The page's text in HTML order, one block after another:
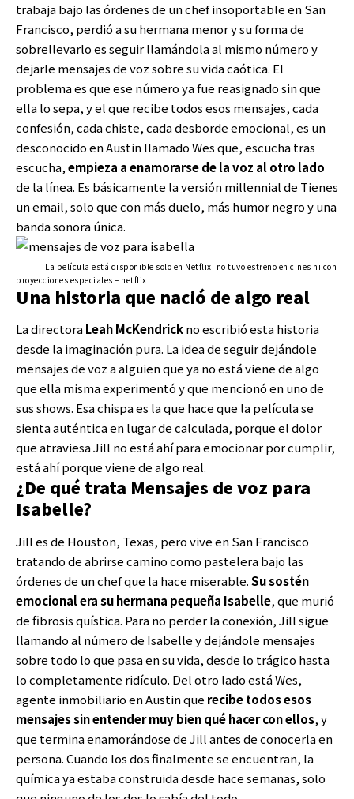
trabaja bajo las órdenes de un chef insoportable en San
Francisco, perdió a su hermana menor y su forma de
sobrellevarlo es seguir llamándola al mismo número y
dejarle mensajes de voz sobre su vida caótica. El
problema es que ese número ya fue reasignado sin que
ella lo sepa, y el que recibe todos esos mensajes, cada
confesión, cada chiste, cada desborde emocional, es un
desconocido en Austin llamado Wes que, escucha tras
escucha,empieza a enamorarse de la voz al otro lado
de la línea. Es básicamente la versión millennial de Tienes
un email, solo que con más duelo, más humor negro y una
banda sonora única.
La película está disponible solo en Netflix. no tuvo estreno en cines ni con
proyecciones especiales – netflix
Una historia que nació de algo real
La directoraLeah McKendrickno escribió esta historia
desde la imaginación pura. La idea de seguir dejándole
mensajes de voz a alguien que ya no está viene de algo
que ella misma experimentó y que mencionó en uno de
sus shows. Esa chispa es la que hace que la película se
sienta auténtica en lugar de calculada, porque el dolor
que atraviesa Jill no está ahí para emocionar por cumplir,
está ahí porque viene de algo real.
¿De qué trata Mensajes de voz para
Isabelle?
Jill es de Houston, Texas, pero vive en San Francisco
tratando de abrirse camino como pastelera bajo las
órdenes de un chef que la hace miserable.Su sostén
emocional era su hermana pequeña Isabelle, que murió
de fibrosis quística. Para no perder la conexión, Jill sigue
llamando al número de Isabelle y dejándole mensajes
sobre todo lo que pasa en su vida, desde lo trágico hasta
lo completamente ridículo. Del otro lado está Wes,
agente inmobiliario en Austin que recibe todos esos
mensajes sin entender muy bien qué hacer con ellos, y
que termina enamorándose de Jill antes de conocerla en
persona. Cuando los dos finalmente se encuentran, la
química ya estaba construida desde hace semanas, solo